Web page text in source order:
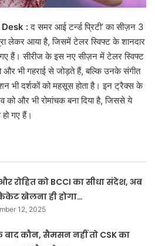
Desk :द समर आई टर्न्ड प्रिटी’ का सीज़न 3
लेकर आया है, जिसमें टेलर स्विफ्ट के शानदार
हैं। सीरीज के इस नए सीज़न में टेलर स्विफ्ट
भी गहराई से जोड़ते हैं, बल्कि उनके संगीत
भी दर्शकों को महसूस होता है। इन ट्रैक्स के
और भी रोमांचक बना दिया है, जिससे ये
गए हैं।
रोहित को BCCI का सीधा संदेश, अब
खेलना ही होगा…
12, 2025
बाद कौन, सैमसन नहीं तो CSK का